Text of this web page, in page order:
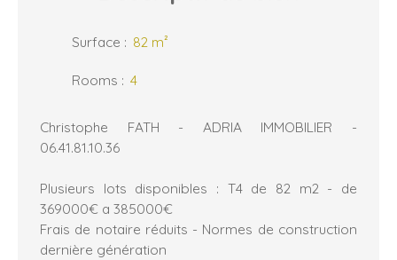
Surface : 82 m²
Rooms : 4
Christophe FATH - ADRIA IMMOBILIER -
06.41.81.10.36
Plusieurs lots disponibles : T4 de 82 m2 - de
369000€ a 385000€
Frais de notaire réduits - Normes de construction
dernière génération